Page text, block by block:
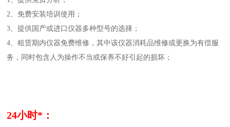
2、免费安装培训使用；
3、提供国产或进口仪器多种型号的选择；
4、租赁期内仪器免费维修，其中该仪器消耗品维修或更换为有偿服
务，同时包含人为操作不当或保养不好引起的损坏；
24小时*：